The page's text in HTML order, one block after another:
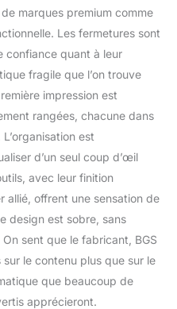
| Douilles pour clé
E E4 - E5 - E6 - E7
PH0 - PH1 -
/ PZ0 - PZ1 - PZ2 |
à embouts, fente
5,5 - 6,5 - 7 mm |
à embouts Profil
Torx) sans
frontal T8 - T9 -
- T15 - T20 - T25 -
- T30 | Douilles à
Profil T (pour
avec perçage T6 -
- TH9 - TH10 - TH15
- TH25 - TH27 -
| Douilles à
marques premium comme
Les fermetures sont
confiance quant à leur
fragile que l’on trouve
impression est
rangées, chacune dans
est
d’un seul coup d’œil
avec leur finition
allié, offrent une sensation de
design est sobre, sans
sent que le fabricant, BGS
le contenu plus que sur le
que beaucoup de
apprécieront.